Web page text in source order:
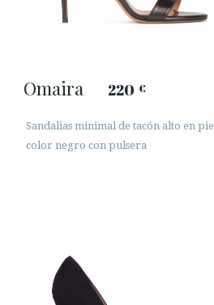
Omaira 220 €
Sandalias minimal de tacón alto en
color negro con pulsera